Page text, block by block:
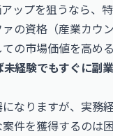
ップを狙うなら、
の資格（産業カウ
の市場価値を高め
経験でもすぐに副
なりますが、実務
件を獲得するのは